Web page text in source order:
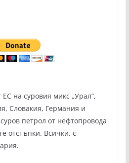
на суровия микс „Урал“,
Словакия, Германия и
петрол от нефтопровода
отстъпки. Всички, с